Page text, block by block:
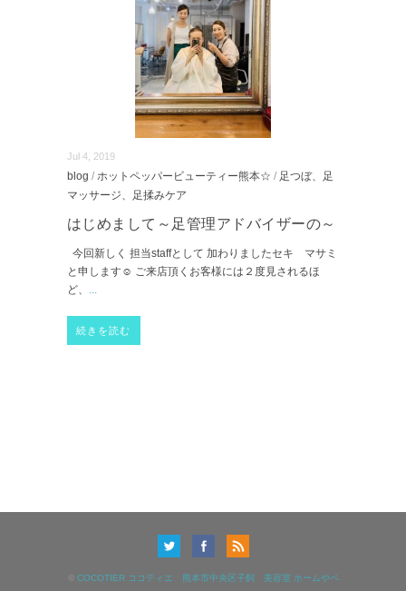
Jul 4, 2019
blog / ホットペッパービューティー熊本☆ / 足つぼ、足
マッサージ、足揉みケア
はじめまして～足管理アドバイザーの～
今回新しく 担当staffとして 加わりましたセキ マサミ
と申します☺ ご来店頂くお客様には２度見されるほ
ど、 ...
続きを読む
COCOTIER ココティエ 熊本市中央区子飼 美容室 ホームやペ